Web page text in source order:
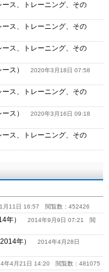
ス、トレーニング、その
ス、トレーニング、その
ス、トレーニング、その
ース）
2020年3月18日 07:58
ス、トレーニング、その
ース）
2020年3月16日 09:18
ス、トレーニング、その
月11日 16:57 閲覧数：452426
年） 2014年9月9日 07:21
閲
2014年）
2014年4月28日
年4月21日 14:20 閲覧数：481075